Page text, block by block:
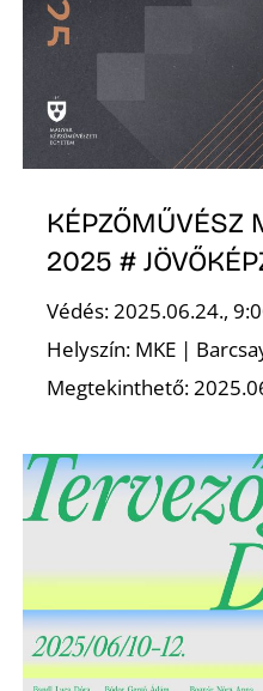
KÉPZŐMŰVÉSZ
2025 #
Védés: 2025.06.24.,
Helyszín: MKE |
Megtekinthető: